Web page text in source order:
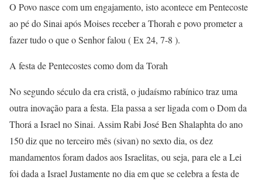
O Povo nasce com um engajamento, isto acontece em Pentecoste
ao pé do Sinai após Moises receber a Thorah e povo prometer a
fazer tudo o que o Senhor falou ( Ex 24, 7-8 ).
A festa de Pentecostes como dom da Torah
No segundo século da era cristã, o judaísmo rabínico traz uma
outra inovação para a festa. Ela passa a ser ligada com o Dom da
Thorá a Israel no Sinai. Assim Rabi José Ben Shalaphta do ano
150 diz que no terceiro mês (sivan) no sexto dia, os dez
mandamentos foram dados aos Israelitas, ou seja, para ele a Lei
foi dada a Israel Justamente no dia em que se celebra a festa de